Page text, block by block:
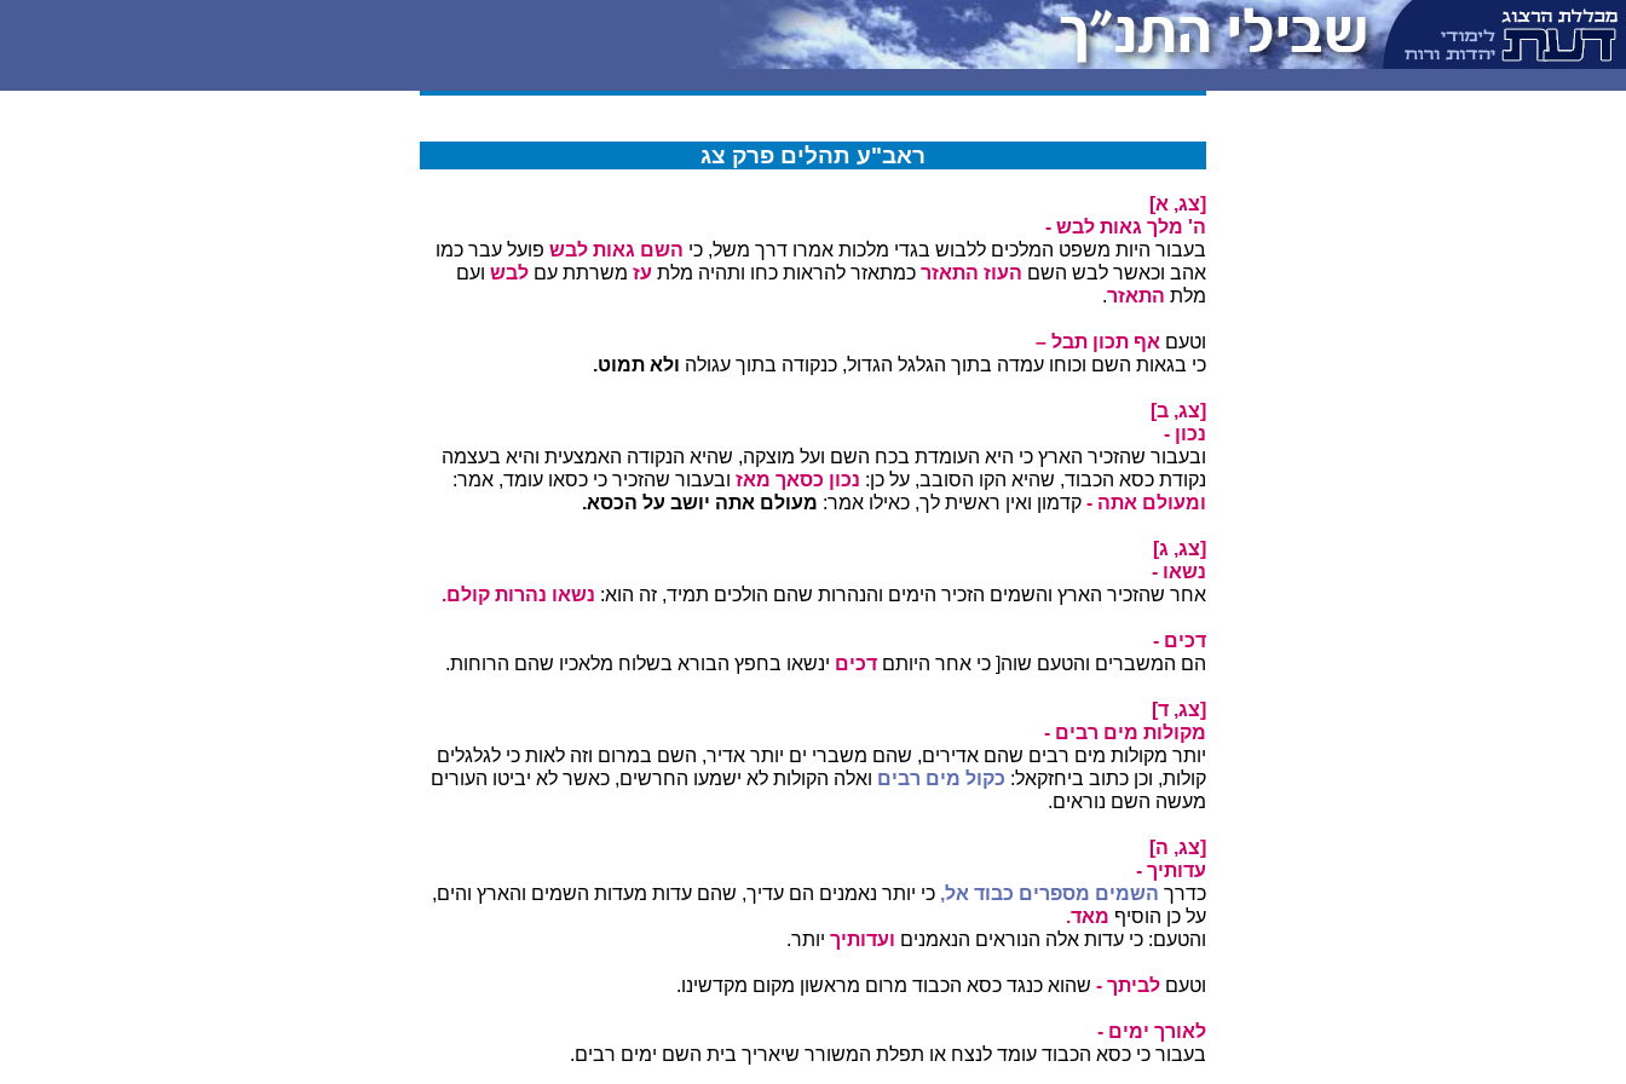
ראב"ע תהלים פרק צג
[צג, א]
ה' מלך גאות לבש -
בעבור היות משפט המלכים ללבוש בגדי מלכות אמרו דרך משל, כי השם גאות לבש פועל עבר כמו
אהב וכאשר לבש השם העוז התאזר כמתאזר להראות כחו ותהיה מלת עז משרתת עם לבש ועם
מלת התאזר.
וטעם אף תכון תבל –
כי בגאות השם וכוחו עמדה בתוך הגלגל הגדול, כנקודה בתוך עגולה ולא תמוט.
[צג, ב]
נכון -
ובעבור שהזכיר הארץ כי היא העומדת בכח השם ועל מוצקה, שהיא הנקודה האמצעית והיא בעצמה
נקודת כסא הכבוד, שהיא הקו הסובב, על כן: נכון כסאך מאז ובעבור שהזכיר כי כסאו עומד, אמר:
ומעולם אתה - קדמון ואין ראשית לך, כאילו אמר: מעולם אתה יושב על הכסא.
[צג, ג]
נשאו -
אחר שהזכיר הארץ והשמים הזכיר הימים והנהרות שהם הולכים תמיד, זה הוא: נשאו נהרות קולם.
דכים -
הם המשברים והטעם שוה[ כי אחר היותם דכים ינשאו בחפץ הבורא בשלוח מלאכיו שהם הרוחות.
[צג, ד]
מקולות מים רבים -
יותר מקולות מים רבים שהם אדירים, שהם משברי ים יותר אדיר, השם במרום וזה לאות כי לגלגלים
קולות, וכן כתוב ביחזקאל: כקול מים רבים ואלה הקולות לא ישמעו החרשים, כאשר לא יביטו העורים
מעשה השם נוראים.
[צג, ה]
עדותיך -
כדרך השמים מספרים כבוד אל, כי יותר נאמנים הם עדיך, שהם עדות מעדות השמים והארץ והים,
על כן הוסיף מאד.
והטעם: כי עדות אלה הנוראים הנאמנים ועדותיך יותר.
וטעם לביתך - שהוא כנגד כסא הכבוד מרום מראשון מקום מקדשינו.
לאורך ימים -
בעבור כי כסא הכבוד עומד לנצח או תפלת המשורר שיאריך בית השם ימים רבים.